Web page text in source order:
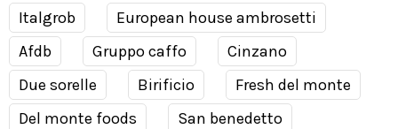
Italgrob
European house ambrosetti
Afdb
Gruppo caffo
Cinzano
Due sorelle
Birificio
Fresh del monte
Del monte foods
San benedetto